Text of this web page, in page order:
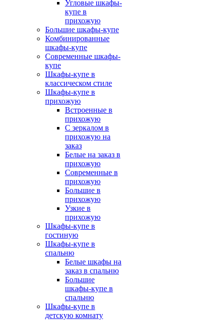
Угловые шкафы-
купе в
прихожую
Большие шкафы-купе
Комбинированные
шкафы-купе
Современные шкафы-
купе
Шкафы-купе в
классическом стиле
Шкафы-купе в
прихожую
Встроенные в
прихожую
С зеркалом в
прихожую на
заказ
Белые на заказ в
прихожую
Современные в
прихожую
Большие в
прихожую
Узкие в
прихожую
Шкафы-купе в
гостиную
Шкафы-купе в
спальню
Белые шкафы на
заказ в спальню
Большие
шкафы-купе в
спальню
Шкафы-купе в
детскую комнату